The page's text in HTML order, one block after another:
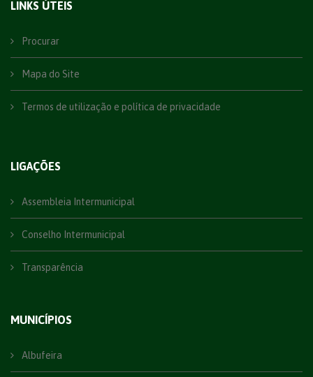
LINKS ÚTEIS
Procurar
Mapa do Site
Termos de utilização e política de privacidade
LIGAÇÕES
Assembleia Intermunicipal
Conselho Intermunicipal
Transparência
MUNICÍPIOS
Albufeira